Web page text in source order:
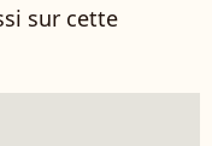
sur cette